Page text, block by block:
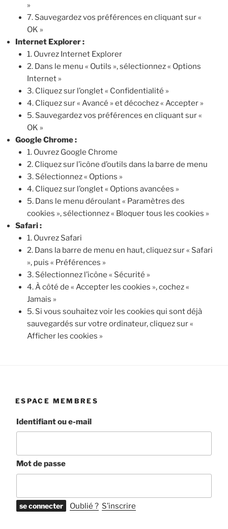
»
7. Sauvegardez vos préférences en cliquant sur «
OK »
Internet Explorer :
1. Ouvrez Internet Explorer
2. Dans le menu « Outils », sélectionnez « Options
Internet »
3. Cliquez sur l’onglet « Confidentialité »
4. Cliquez sur « Avancé » et décochez « Accepter »
5. Sauvegardez vos préférences en cliquant sur «
OK »
Google Chrome :
1. Ouvrez Google Chrome
2. Cliquez sur l’icône d’outils dans la barre de menu
3. Sélectionnez « Options »
4. Cliquez sur l’onglet « Options avancées »
5. Dans le menu déroulant « Paramètres des
cookies », sélectionnez « Bloquer tous les cookies »
Safari :
1. Ouvrez Safari
2. Dans la barre de menu en haut, cliquez sur « Safari
», puis « Préférences »
3. Sélectionnez l’icône « Sécurité »
4. À côté de « Accepter les cookies », cochez «
Jamais »
5. Si vous souhaitez voir les cookies qui sont déjà
sauvegardés sur votre ordinateur, cliquez sur «
Afficher les cookies »
ESPACE MEMBRES
Identifiant ou e-mail
Mot de passe
Oublié ? S’inscrire